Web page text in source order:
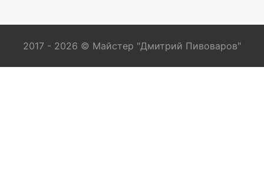
2017 - 2026 © Майстер "Дмитрий Пивоваров"